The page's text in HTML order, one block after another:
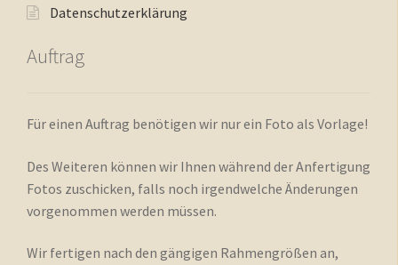
Datenschutzerklärung
Auftrag
Für einen Auftrag benötigen wir nur ein Foto als Vorlage!
Des Weiteren können wir Ihnen während der Anfertigung
Fotos zuschicken, falls noch irgendwelche Änderungen
vorgenommen werden müssen.
Wir fertigen nach den gängigen Rahmengrößen an,